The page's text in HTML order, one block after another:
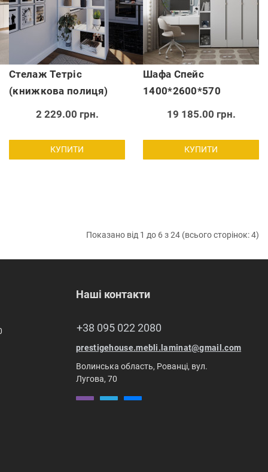
Стелаж Тетріс
(книжкова полиця)
2 229.00 грн.
КУПИТИ
Шафа Спейс
1400*2600*570
19 185.00 грн.
КУПИТИ
Показано від 1 до 6 з 24 (всього сторінок: 4)
Наші контакти
+38 095 022 2080
prestigehouse.mebli.laminat@gmail.com
Волинська область, Рованці, вул.
Лугова, 70